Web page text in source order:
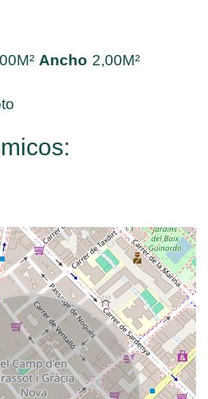
Ancho 2,00M²